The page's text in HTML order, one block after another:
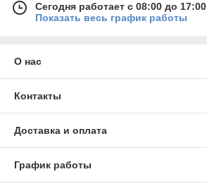
Сегодня работает с 08:00 до 17:00
Показать весь график работы
О нас
Контакты
Доставка и оплата
График работы